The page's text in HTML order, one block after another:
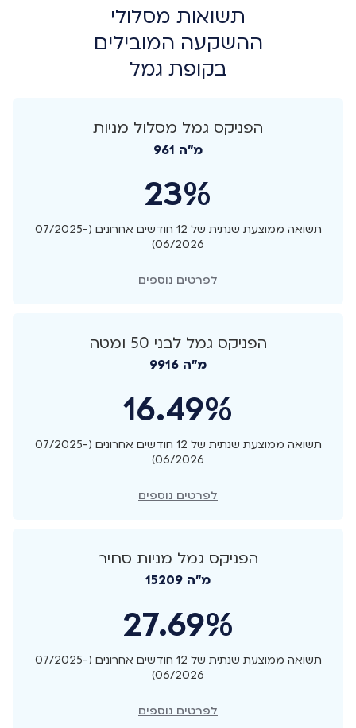
תשואות מסלולי
ההשקעה המובילים
בקופת גמל
הפניקס גמל מסלול מניות
מ"ה 961
23%
תשואה ממוצעת שנתית של 12 חודשים אחרונים (07/2025-
06/2026)
לפרטים נוספים
הפניקס גמל לבני 50 ומטה
מ"ה 9916
16.49%
תשואה ממוצעת שנתית של 12 חודשים אחרונים (07/2025-
06/2026)
לפרטים נוספים
הפניקס גמל מניות סחיר
מ"ה 15209
27.69%
תשואה ממוצעת שנתית של 12 חודשים אחרונים (07/2025-
06/2026)
לפרטים נוספים